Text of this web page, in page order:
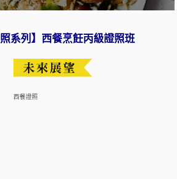
照系列】西餐烹飪丙級證照班
西餐證照